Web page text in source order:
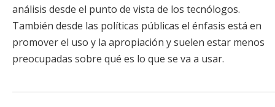
análisis desde el punto de vista de los tecnólogos.
También desde las políticas públicas el énfasis está en
promover el uso y la apropiación y suelen estar menos
preocupadas sobre qué es lo que se va a usar.